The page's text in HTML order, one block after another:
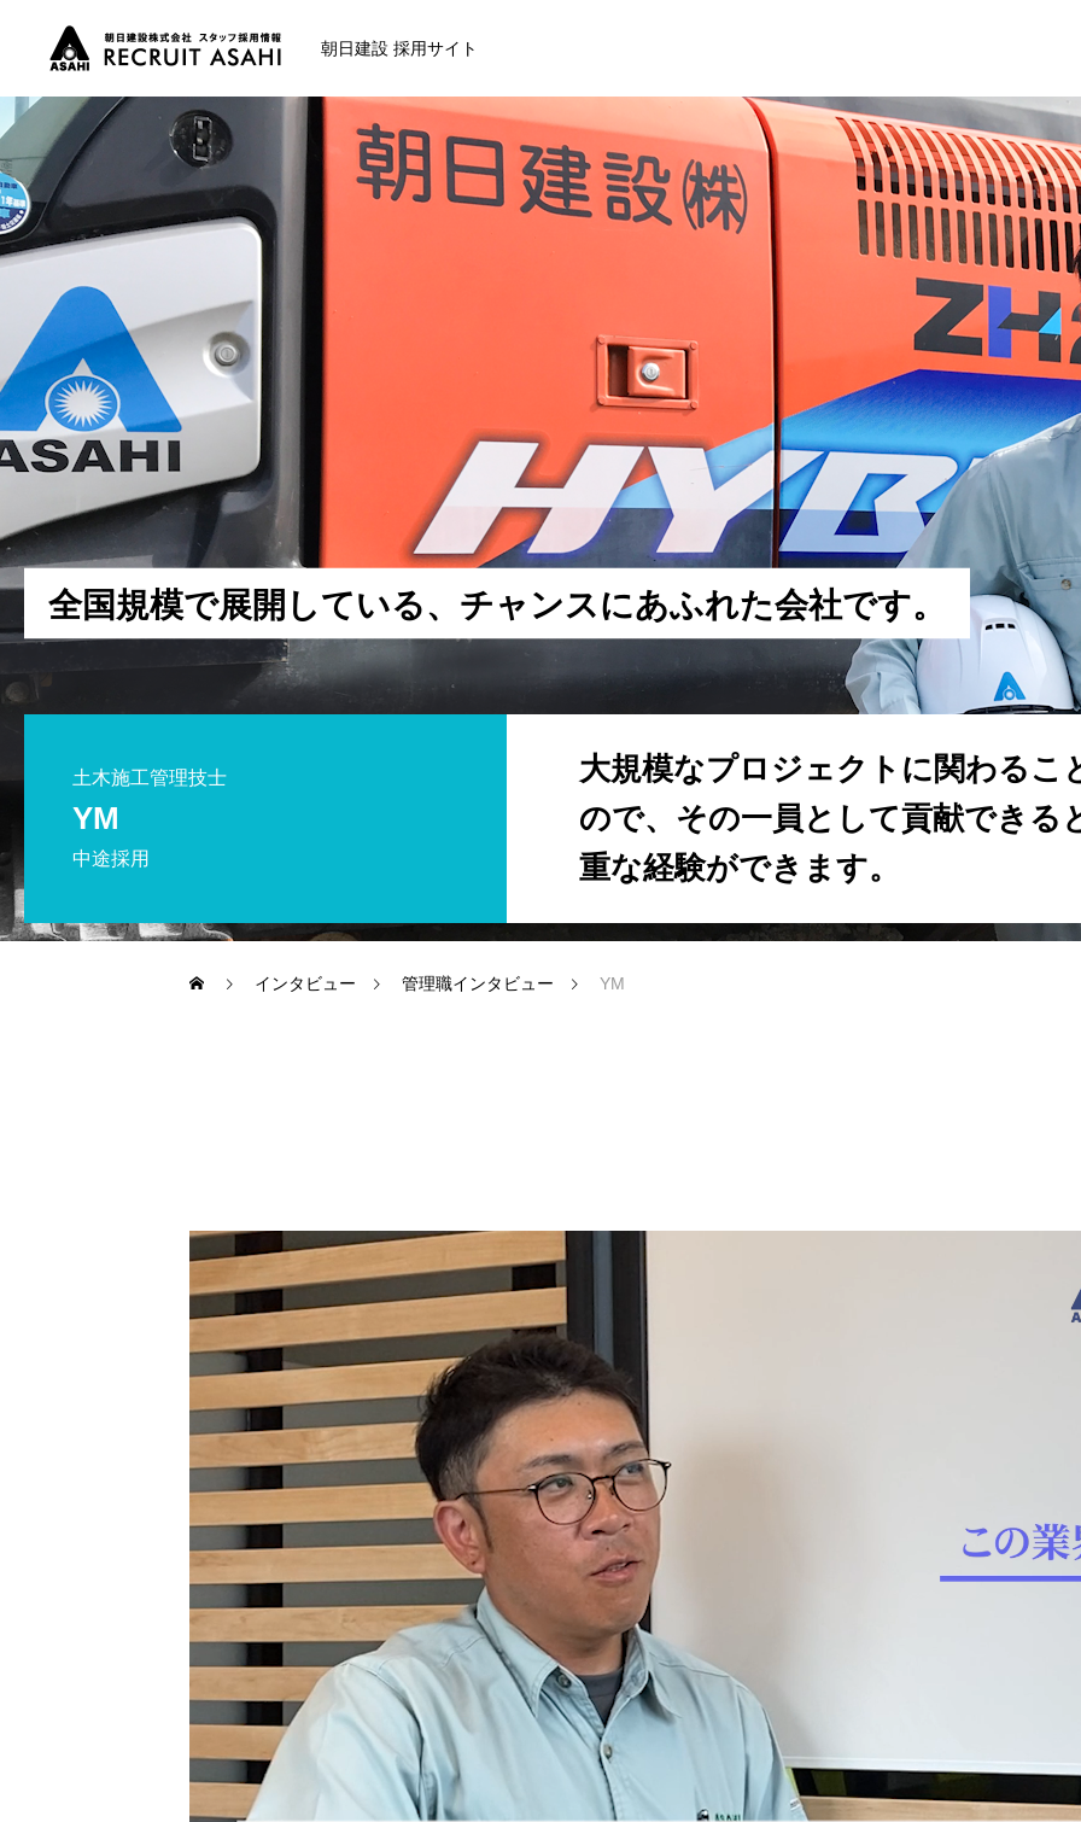
朝日建設 採用サイト
仕事内容
インタビュー
募集要項
よくある質問
採用までの流れ
全国規模で展開 している、 チャ ンスにあふれた会社です。
土木施工管理技士
YM
中途採用
大規模なプロジェクトに関わるこ
ので、その一員として貢献できる
重な経験ができます。
インタビュー 管理職インタビュー YM